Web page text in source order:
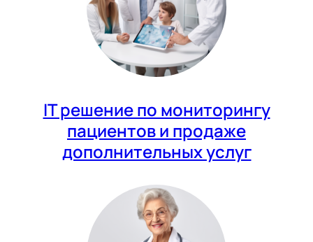
IT решение по мониторингу
пациентов и продаже
дополнительных услуг